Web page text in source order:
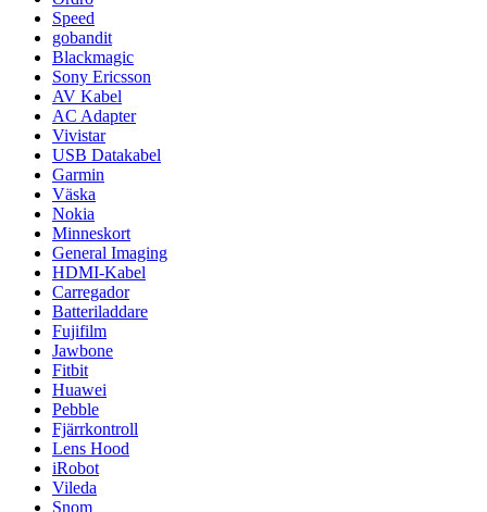
Speed
gobandit
Blackmagic
Sony Ericsson
AV Kabel
AC Adapter
Vivistar
USB Datakabel
Garmin
Väska
Nokia
Minneskort
General Imaging
HDMI-Kabel
Carregador
Batteriladdare
Fujifilm
Jawbone
Fitbit
Huawei
Pebble
Fjärrkontroll
Lens Hood
iRobot
Vileda
Snom